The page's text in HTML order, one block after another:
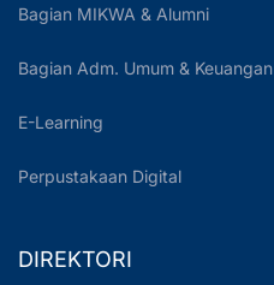
Bagian MIKWA & Alumni
Bagian Adm. Umum & Keuangan
E-Learning
Perpustakaan Digital
DIREKTORI